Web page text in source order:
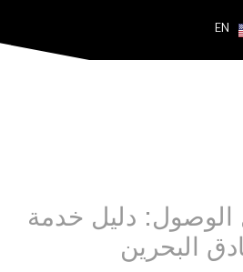
EN
الوصول: دليل خدمة
البحرين